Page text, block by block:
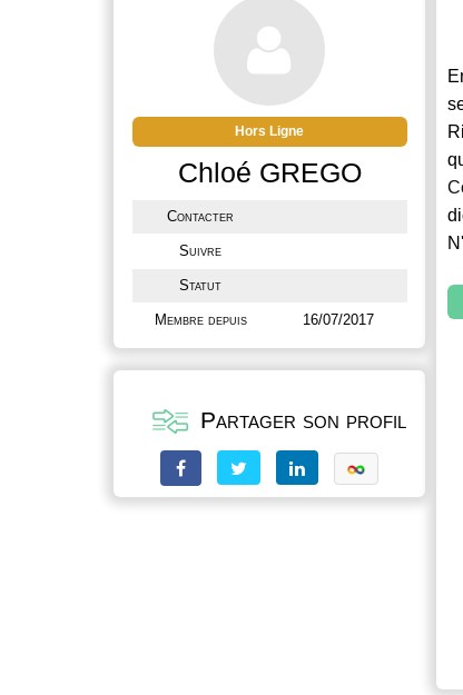
Hors Ligne
Chloé GREGO
Contacter
Suivre
Statut
Membre depuis 16/07/2017
Partager son profil